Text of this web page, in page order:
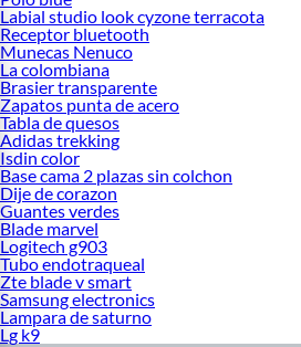
Labial studio look cyzone terracota
Receptor bluetooth
Munecas Nenuco
La colombiana
Brasier transparente
Zapatos punta de acero
Tabla de quesos
Adidas trekking
Isdin color
Base cama 2 plazas sin colchon
Dije de corazon
Guantes verdes
Blade marvel
Logitech g903
Tubo endotraqueal
Zte blade v smart
Samsung electronics
Lampara de saturno
Lg k9